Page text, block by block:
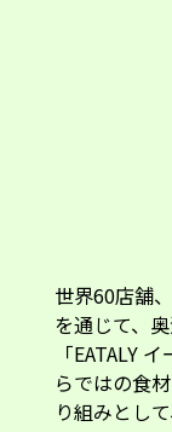
世界60店舗
「EATALY
らではの食
り組みとし
恵まれた宮
ァカンツェ